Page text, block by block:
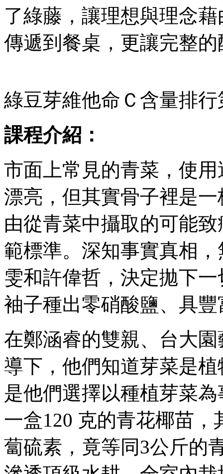
了綠藤，讓理想與理念
傳遞到餐桌，更讓完整
綠豆芽維他命Ｃ含量排
課程介紹：
市面上常見的青菜，使
漂亮，但其實骨子裡是
由從青菜中攝取的可能
範標準。深知事實真相
雯和許偉哲，決定拋下
袖子種出零硝酸鹽、具
在鄭涵睿的雙親、台大
導下，他們知道芽菜是
是他們選擇以種植芽菜
一盒120 克的青花椰苗
蔔硫素，竟等同3公斤的